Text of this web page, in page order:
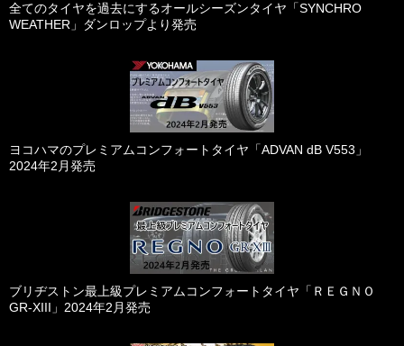
全てのタイヤを過去にするオールシーズンタイヤ「SYNCHRO
WEATHER」ダンロップより発売
ヨコハマのプレミアムコンフォートタイヤ「ADVAN dB V553」
2024年2月発売
ブリヂストン最上級プレミアムコンフォートタイヤ「ＲＥＧＮＯ
GR-XIII」2024年2月発売